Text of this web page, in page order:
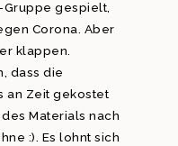
gespielt,
Corona. Aber
klappen.
dass die
an Zeit gekostet
Materials nach
:). Es lohnt sich